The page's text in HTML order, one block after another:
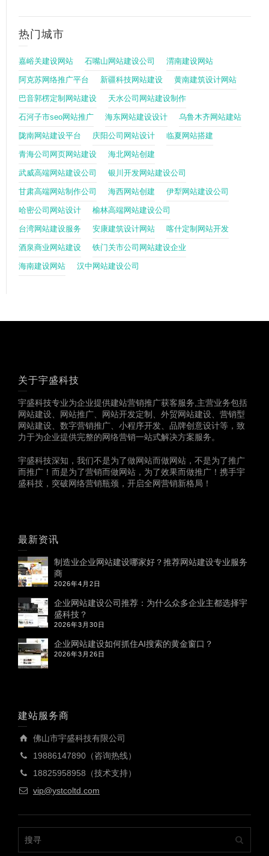
热门城市
嘉峪关建设网站 石嘴山网站建设公司 渭南建设网站
阿克苏网络推广平台 新疆科技网站建设 黄南建筑设计网站
巴音郭楞定制网站建设 天水公司网站建设制作
石河子市seo网站推广 海东网站建设设计 乌鲁木齐网站建站
陇南网站建设平台 庆阳公司网站设计 临夏网站搭建
青海公司网页网站建设 海北网站创建
武威高端网站建设公司 银川开发网站建设公司
甘肃高端网站制作公司 海西网站创建 伊犁网站建设公司
哈密公司网站设计 榆林高端网站建设公司
台湾网站建设服务 安康建筑设计网站 喀什定制网站开发
酒泉商业网站建设 铁门关市公司网站建设企业
海南建设网站 汉中网站建设公司
关于宇盛科技
宇盛科技专业为企业提供建站营销推广获客服务,主营业务包括
网站建设、网站推广、网站开发定制、外贸网站建设、营销型
网站建设、数字营销推广、小程序开发、品牌创意设计等，致
力于为企业提供完整的网络营销一站式解决方案服务。
宇盛科技深知，我们不是为了做网站而做网站，不是为了推广
而推广！而是为了营销而做网站，为了效果而做推广！携手宇
盛科技，突破网络营销瓶颈，开启全网营销新格局！
最新资讯
制造业企业网站建设哪家好？推荐网站建设专业服务
商
2026年4月2日
企业网站建设公司推荐：为什么众多企业主都选择宇
盛科技？
2026年3月30日
企业网站建设如何抓住AI搜索的黄金窗口？
2026年3月26日
建站服务商
佛山市宇盛科技有限公司
19886147890（咨询热线）
18825958958（技术支持）
vip@ystcoltd.com